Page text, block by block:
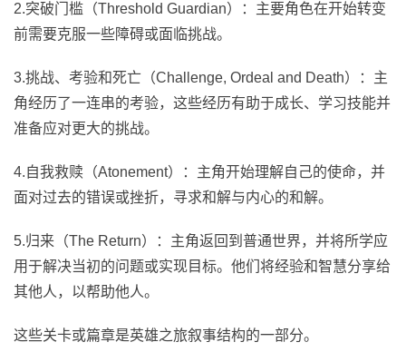
2.突破门槛（Threshold Guardian）：主要角色在开始转变
前需要克服一些障碍或面临挑战。
3.挑战、考验和死亡（Challenge, Ordeal and Death）：主
角经历了一连串的考验，这些经历有助于成长、学习技能并
准备应对更大的挑战。
4.自我救赎（Atonement）：主角开始理解自己的使命，并
面对过去的错误或挫折，寻求和解与内心的和解。
5.归来（The Return）：主角返回到普通世界，并将所学应
用于解决当初的问题或实现目标。他们将经验和智慧分享给
其他人，以帮助他人。
这些关卡或篇章是英雄之旅叙事结构的一部分。